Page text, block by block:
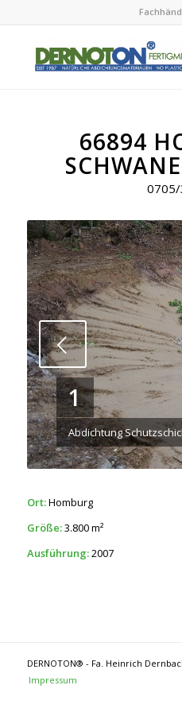
66894
0705/
1
Abdichtung
Next
Ort:Homburg
Größe:3.800 m²
Ausführung:2007
DERNOTON® - Fa. Heinrich
Impressum